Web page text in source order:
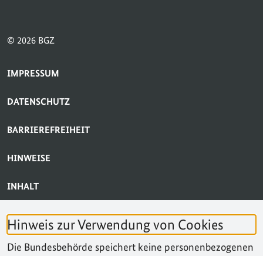
Hinweis zur Verwendung von Cookies
Die Bundesbehörde speichert keine personenbezogenen
© 2026 BGZ
SERVICE-NAVIGATION FUSSBEREICH
IMPRESSUM
DATENSCHUTZ
BARRIEREFREIHEIT
HINWEISE
INHALT
BARRIERE MELDEN
KONTAKT